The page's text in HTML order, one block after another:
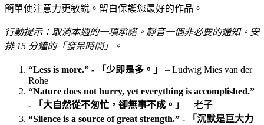
簡單使注意力更敏銳。留白保護您最好的作品。
行動提示：取消本週的一項承諾。靜音一個非必要的通知。安
排 15 分鐘的「發呆時間」。
“Less is more.” - 「少即是多。」
– Ludwig Mies van der
Rohe
“Nature does not hurry, yet everything is accomplished.”
- 「大自然從不匆忙，卻無事不成。」
– 老子
“Silence is a source of great strength.” - 「沉默是巨大力